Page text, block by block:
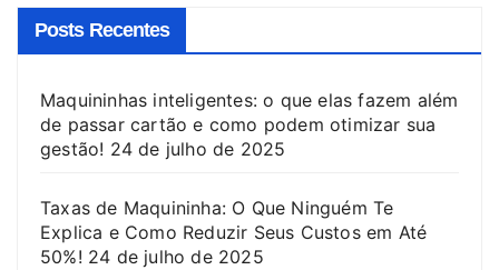
Posts Recentes
Maquininhas inteligentes: o que elas fazem além
de passar cartão e como podem otimizar sua
gestão! 24 de julho de 2025
Taxas de Maquininha: O Que Ninguém Te
Explica e Como Reduzir Seus Custos em Até
50%! 24 de julho de 2025